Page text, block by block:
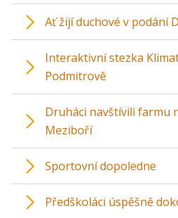
Ať žijí duchové v podání
Interaktivní stezka
Podmitrově
Druháci navštívili farmu
Meziboří
Sportovní dopoledne
Předškoláci úspěšně